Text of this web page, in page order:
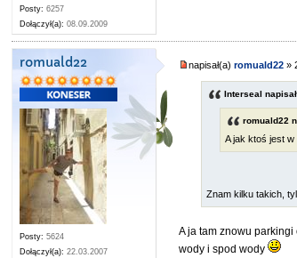
Posty: 6257
Dołączył(a): 08.09.2009
romuald22
Posty: 5624
Dołączył(a): 22.03.2007
napisał(a)romuald22 »
Interseal
romuald22
A jak ktoś jest
Znam kilku takich,
A ja tam znowu
wody i spod wody